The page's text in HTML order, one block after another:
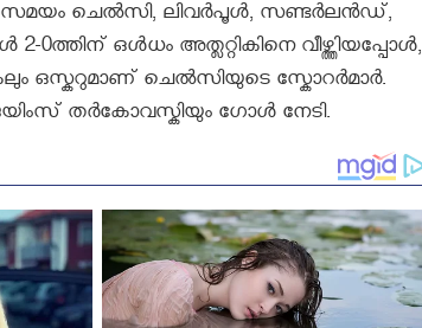
ചെല്‍സി, ലിവര്‍പൂള്‍, സണ്ടര്‍ലന്‍ഡ്,
0ത്തിന് ഒള്‍ധം അത്ലറ്റികിനെ വീഴ്ത്തിയപ്പോള്‍,
ഒസ്കറുമാണ് ചെല്‍സിയുടെ സ്കോറര്‍മാര്‍.
തര്‍കോവസ്കിയും ഗോള്‍ നേടി.